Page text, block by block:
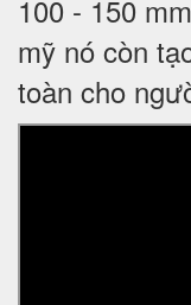
100 - 150
mỹ nó còn
toàn cho